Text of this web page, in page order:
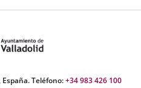
España. Teléfono:+34 983 426 100